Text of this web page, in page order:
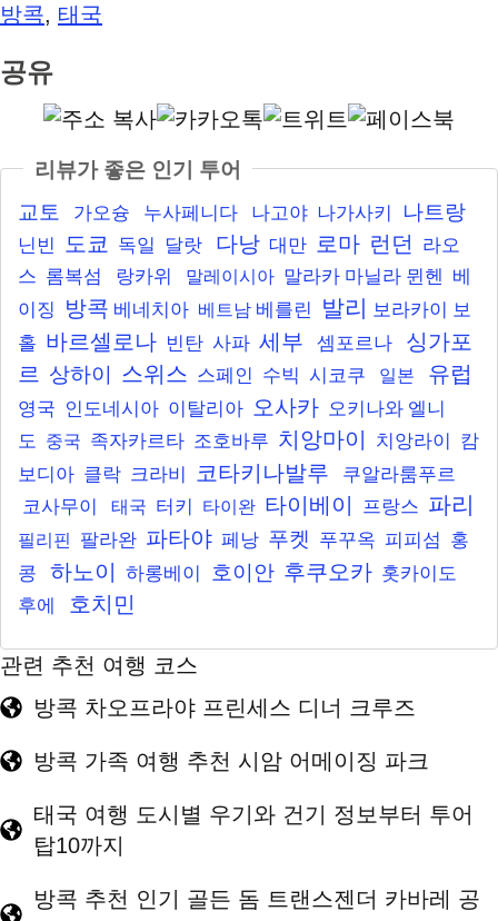
방콕, 태국
공유
리뷰가 좋은 인기 투어
교토 가오슝 누사페니다 나고야 나가사키 나트랑
닌빈 도쿄 독일 달랏 다낭 대만 로마 런던 라오
스 롬복섬 랑카위 말레이시아 말라카 마닐라 뮌헨 베
이징 방콕 베네치아 베트남 베를린 발리 보라카이 보
홀 바르셀로나 빈탄 사파 세부 셈포르나
싱가포
르 상하이 스위스 스페인 수빅 시코쿠 일본 유럽
영국 인도네시아 이탈리아 오사카 오키나와 엘니
도 중국 족자카르타 조호바루 치앙마이 치앙라이 캄
보디아 클락 크라비 코타키나발루
쿠알라룸푸르
코사무이
태국 터키 타이완 타이베이 프랑스 파리
필리핀 팔라완 파타야 페낭 푸켓 푸꾸옥 피피섬 홍
콩
하노이 하롱베이 호이안 후쿠오카 홋카이도
후에
호치민
관련 추천 여행 코스
방콕 차오프라야 프린세스 디너 크루즈
방콕 가족 여행 추천 시암 어메이징 파크
태국 여행 도시별 우기와 건기 정보부터 투어
탑10까지
방콕 추천 인기 골든 돔 트랜스젠더 카바레 공